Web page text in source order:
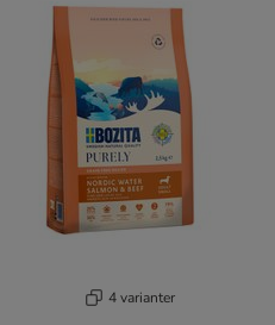
4 varianter